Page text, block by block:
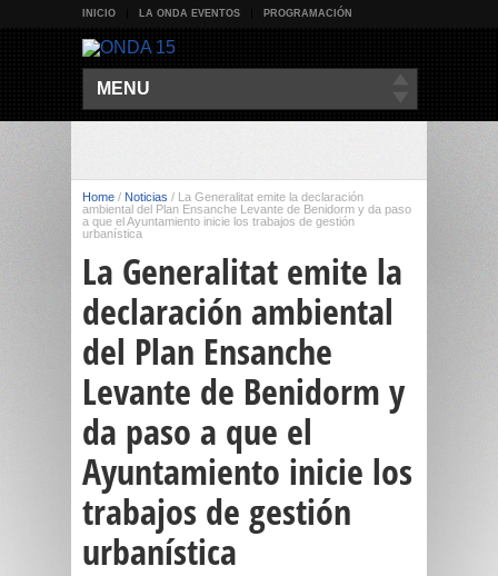
INICIO LA ONDA EVENTOS PROGRAMACIÓN
MENU
Home / Noticias / La Generalitat emite la declaración
ambiental del Plan Ensanche Levante de Benidorm y da paso
a que el Ayuntamiento inicie los trabajos de gestión
urbanística
La Generalitat emite la
declaración ambiental
del Plan Ensanche
Levante de Benidorm y
da paso a que el
Ayuntamiento inicie los
trabajos de gestión
urbanística